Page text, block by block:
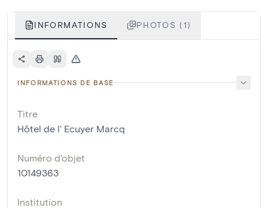
INFORMATIONS PHOTOS (1)
INFORMATIONS DE BASE
Titre
Hôtel de l' Ecuyer Marcq
Numéro d'objet
10149363
Institution